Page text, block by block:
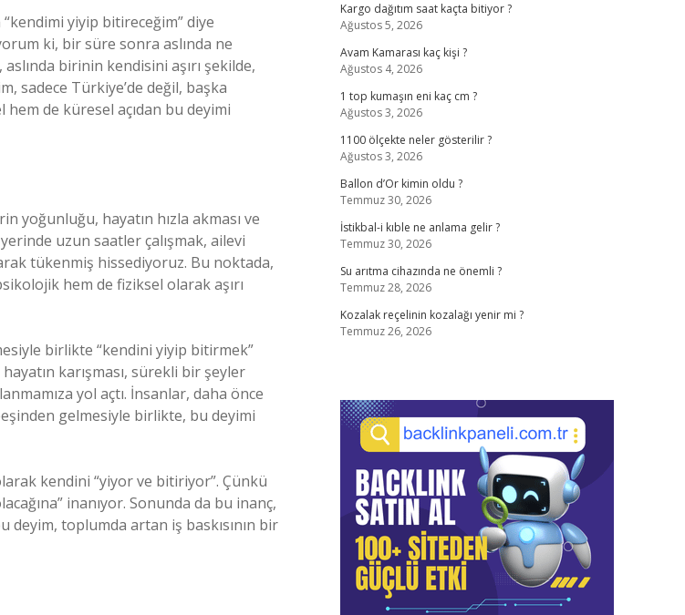
yiyip bitireceğim” diye
ki, bir süre sonra aslında ne
birinin kendisini aşırı şekilde,
sadece Türkiye’de değil, başka
de küresel açıdan bu deyimi
yoğunluğu, hayatın hızla akması ve
uzun saatler çalışmak, ailevi
tükenmiş hissediyoruz. Bu noktada,
hem de fiziksel olarak aşırı
birlikte “kendini yiyip bitirmek”
karışması, sürekli bir şeyler
yol açtı. İnsanlar, daha önce
gelmesiyle birlikte, bu deyimi
kendini “yiyor ve bitiriyor”. Çünkü
inanıyor. Sonunda da bu inanç,
toplumda artan iş baskısının bir
Kargo dağıtım saat kaçta bitiyor ?
Ağustos 5, 2026
Avam Kamarası kaç kişi ?
Ağustos 4, 2026
1 top kumaşın eni kaç cm ?
Ağustos 3, 2026
1100 ölçekte neler gösterilir ?
Ağustos 3, 2026
Ballon d’Or kimin oldu ?
Temmuz 30, 2026
İstikbal-i kıble ne anlama gelir ?
Temmuz 30, 2026
Su arıtma cihazında ne önemli ?
Temmuz 28, 2026
Kozalak reçelinin kozalağı yenir mi ?
Temmuz 26, 2026